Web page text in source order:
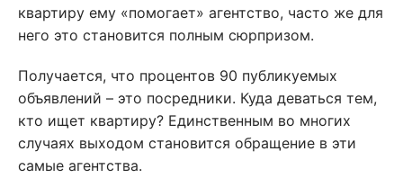
квартиру ему «помогает» агентство, часто же для
него это становится полным сюрпризом.
Получается, что процентов 90 публикуемых
объявлений – это посредники. Куда деваться тем,
кто ищет квартиру? Единственным во многих
случаях выходом становится обращение в эти
самые агентства.